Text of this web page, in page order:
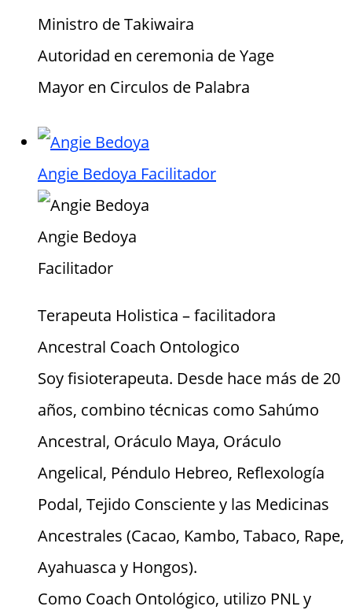
Ministro de Takiwaira
Autoridad en ceremonia de Yage
Mayor en Circulos de Palabra
Angie Bedoya Facilitador
Angie Bedoya
Facilitador
Terapeuta Holistica – facilitadora
Ancestral Coach Ontologico
Soy fisioterapeuta. Desde hace más de 20
años, combino técnicas como Sahúmo
Ancestral, Oráculo Maya, Oráculo
Angelical, Péndulo Hebreo, Reflexología
Podal, Tejido Consciente y las Medicinas
Ancestrales (Cacao, Kambo, Tabaco, Rape,
Ayahuasca y Hongos).
Como Coach Ontológico, utilizo PNL y